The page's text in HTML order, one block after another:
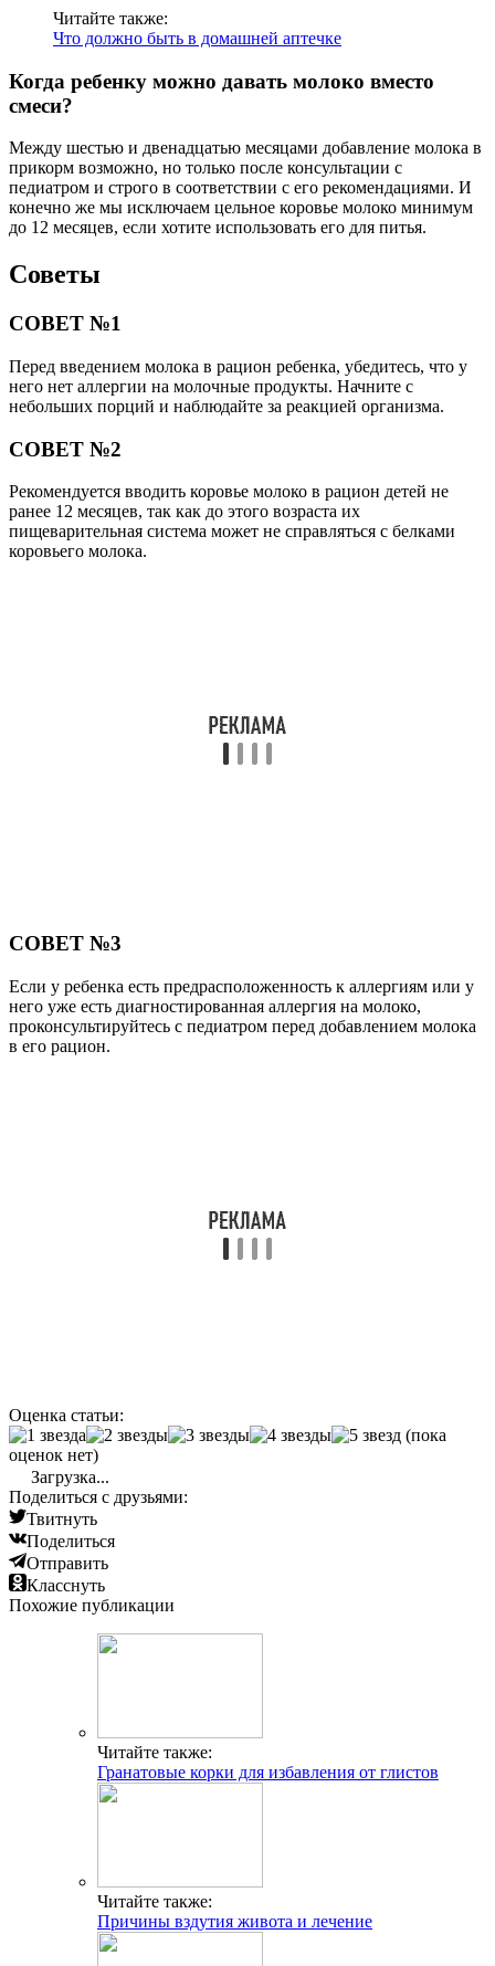
Читайте также:
Что должно быть в домашней аптечке
Когда ребенку можно давать молоко вместо
смеси?
Между шестью и двенадцатью месяцами добавление молока в
прикорм возможно, но только после консультации с
педиатром и строго в соответствии с его рекомендациями. И
конечно же мы исключаем цельное коровье молоко минимум
до 12 месяцев, если хотите использовать его для питья.
Советы
СОВЕТ №1
Перед введением молока в рацион ребенка, убедитесь, что у
него нет аллергии на молочные продукты. Начните с
небольших порций и наблюдайте за реакцией организма.
СОВЕТ №2
Рекомендуется вводить коровье молоко в рацион детей не
ранее 12 месяцев, так как до этого возраста их
пищеварительная система может не справляться с белками
коровьего молока.
СОВЕТ №3
Если у ребенка есть предрасположенность к аллергиям или у
него уже есть диагностированная аллергия на молоко,
проконсультируйтесь с педиатром перед добавлением молока
в его рацион.
Оценка статьи:
(пока
оценок нет)
Загрузка...
Поделиться с друзьями:
Твитнуть
Поделиться
Отправить
Класснуть
Похожие публикации
Читайте также:
Гранатовые корки для избавления от глистов
Читайте также:
Причины вздутия живота и лечение